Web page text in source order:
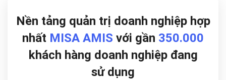
Nền tảng quản trị doanh nghiệp hợp
nhất MISA AMIS với gần 350.000
khách hàng doanh nghiệp đang
sử dụng